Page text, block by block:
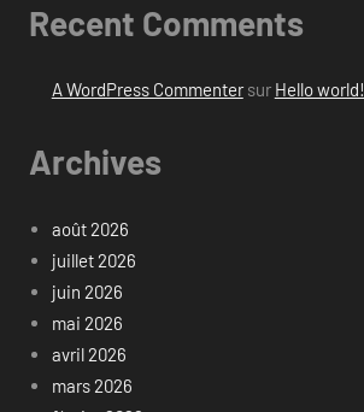
Recent Comments
A WordPress Commentersur Hello world!
Archives
août 2026
juillet 2026
juin 2026
mai 2026
avril 2026
mars 2026